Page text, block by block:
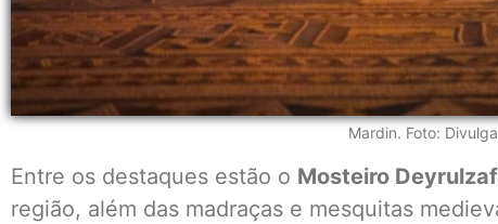
Mardin. Foto:
Entre os destaques estão o Mosteiro
região, além das madraças e mesquitas